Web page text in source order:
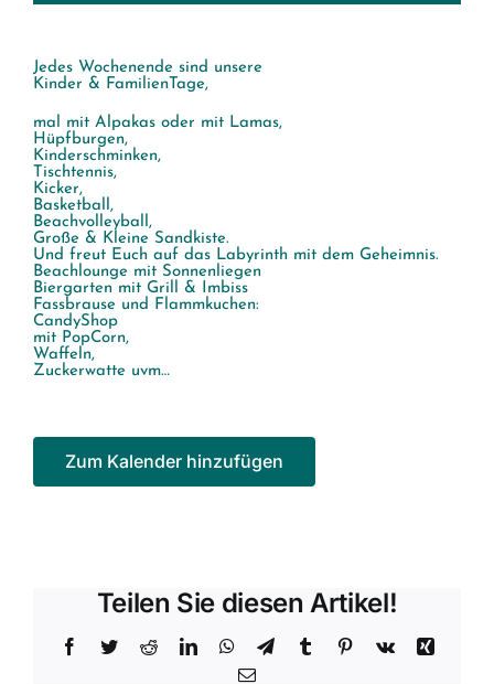
Jedes Wochenende sind unsere
Kinder & FamilienTage,
mal mit Alpakas oder mit Lamas,
Hüpfburgen,
Kinderschminken,
Tischtennis,
Kicker,
Basketball,
Beachvolleyball,
Große & Kleine Sandkiste.
Und freut Euch auf das Labyrinth mit dem Geheimnis.
Beachlounge mit Sonnenliegen
Biergarten mit Grill & Imbiss
Fassbrause und Flammkuchen:
CandyShop
mit PopCorn,
Waffeln,
Zuckerwatte uvm…
Zum Kalender hinzufügen
Teilen Sie diesen Artikel!
Facebook
TwitterRedditLinkedInWhatsApp
TelegramTumblrPinterest
Vk
Xing
E-